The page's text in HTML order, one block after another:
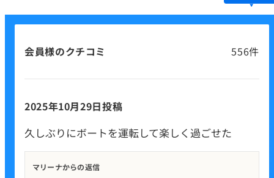
会員様のクチコミ 556件
2025年10月29日投稿
久しぶりにボートを運転して楽しく過ごせた
マリーナからの返信